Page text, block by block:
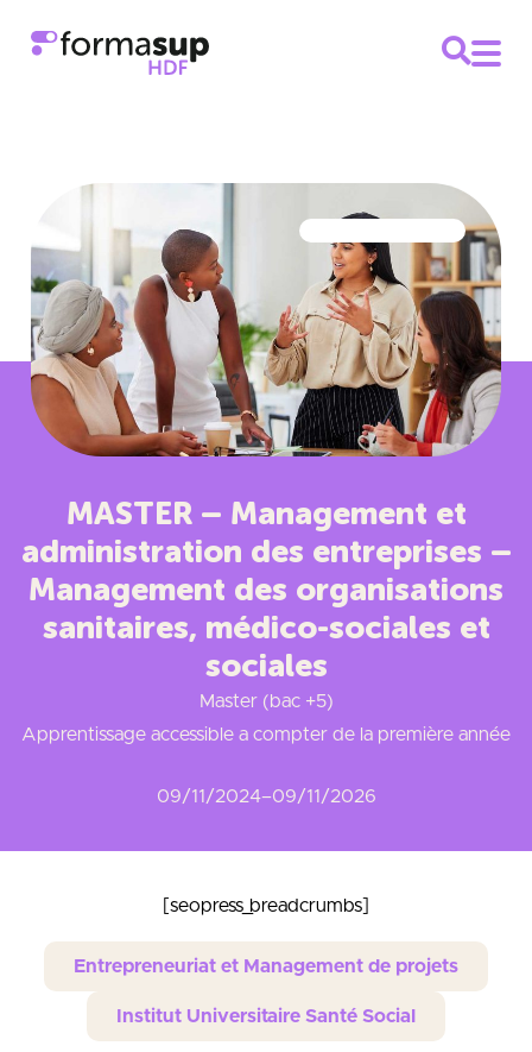
MASTER – Management et
administration des entreprises –
Management des organisations
sanitaires, médico-sociales et
sociales
Master (bac +5)
Apprentissage accessible a compter de la première année
09/11/2024–09/11/2026
[seopress_breadcrumbs]
Entrepreneuriat et Management de projets
Institut Universitaire Santé Social